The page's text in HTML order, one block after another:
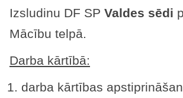
Izsludinu DF SP Valdes sēdi
Mācību telpā.
Darba kārtībā:
darba kārtības